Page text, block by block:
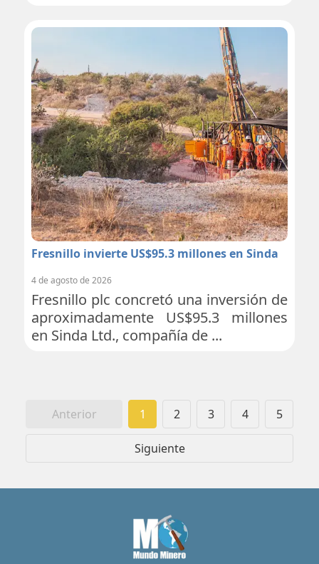
Fresnillo invierte US$95.3 millones en Sinda
4 de agosto de 2026
Fresnillo plc concretó una inversión de
aproximadamente US$95.3 millones
en Sinda Ltd., compañía de ...
Anterior 1 2 3 4 5
Siguiente